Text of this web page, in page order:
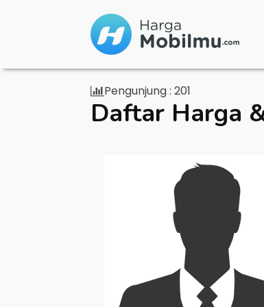
Pengunjung : 201
Daftar Harga